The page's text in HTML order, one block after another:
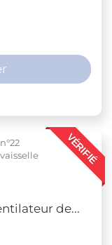
VÉRIFIÉ
de...